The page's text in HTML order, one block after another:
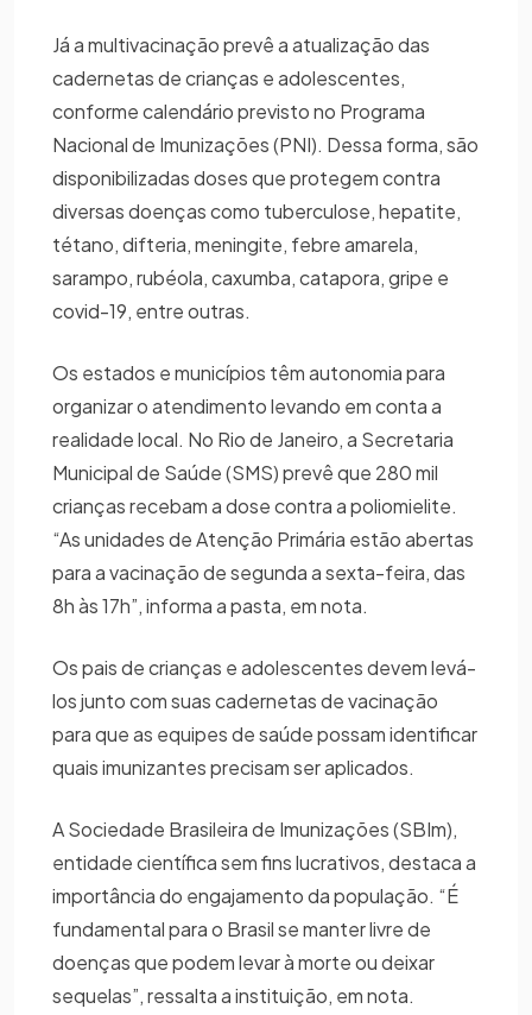
Já a multivacinação prevê a atualização das
cadernetas de crianças e adolescentes,
conforme calendário previsto no Programa
Nacional de Imunizações (PNI). Dessa forma, são
disponibilizadas doses que protegem contra
diversas doenças como tuberculose, hepatite,
tétano, difteria, meningite, febre amarela,
sarampo, rubéola, caxumba, catapora, gripe e
covid-19, entre outras.
Os estados e municípios têm autonomia para
organizar o atendimento levando em conta a
realidade local. No Rio de Janeiro, a Secretaria
Municipal de Saúde (SMS) prevê que 280 mil
crianças recebam a dose contra a poliomielite.
“As unidades de Atenção Primária estão abertas
para a vacinação de segunda a sexta-feira, das
8h às 17h”, informa a pasta, em nota.
Os pais de crianças e adolescentes devem levá-
los junto com suas cadernetas de vacinação
para que as equipes de saúde possam identificar
quais imunizantes precisam ser aplicados.
A Sociedade Brasileira de Imunizações (SBIm),
entidade científica sem fins lucrativos, destaca a
importância do engajamento da população. “É
fundamental para o Brasil se manter livre de
doenças que podem levar à morte ou deixar
sequelas”, ressalta a instituição, em nota.